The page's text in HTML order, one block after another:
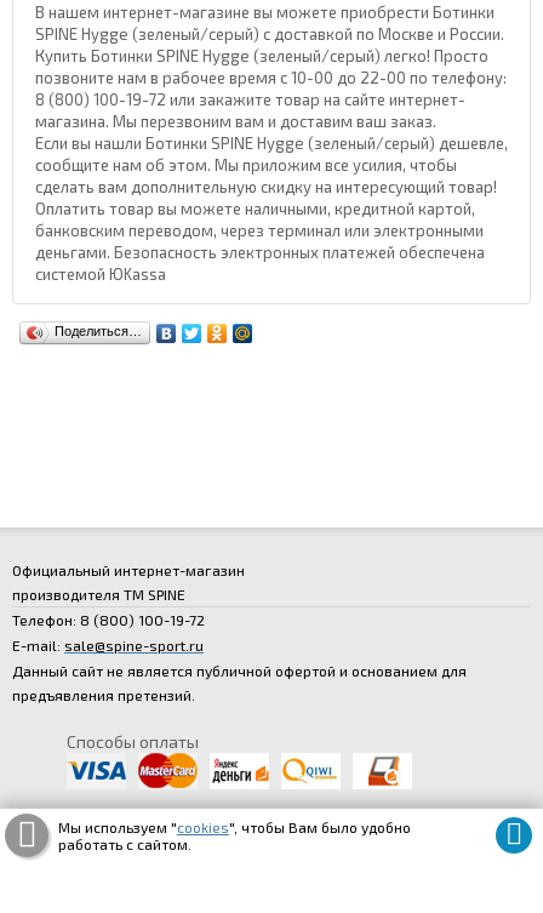
В нашем интернет-магазине вы можете приобрести Ботинки
SPINE Hygge (зеленый/серый) с доставкой по Москве и России.
Купить Ботинки SPINE Hygge (зеленый/серый) легко! Просто
позвоните нам в рабочее время с 10-00 до 22-00 по телефону:
8 (800) 100-19-72 или закажите товар на сайте интернет-
магазина. Мы перезвоним вам и доставим ваш заказ.
Если вы нашли Ботинки SPINE Hygge (зеленый/серый) дешевле,
сообщите нам об этом. Мы приложим все усилия, чтобы
сделать вам дополнительную скидку на интересующий товар!
Оплатить товар вы можете наличными, кредитной картой,
банковским переводом, через терминал или электронными
деньгами. Безопасность электронных платежей обеспечена
системой ЮKassa
Поделиться…
Официальный интернет-магазин
производителя ТМ SPINE
Телефон: 8 (800) 100-19-72
E-mail: sale@spine-sport.ru
Данный сайт не является публичной офертой и основанием для
предъявления претензий.
Способы оплаты
Мы используем "cookies", чтобы Вам было удобно
работать с сайтом.